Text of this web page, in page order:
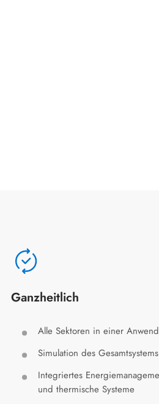
Ganzheitlich
Alle Sektoren in einer
Simulation des Gesamtsystems
Integriertes
und thermische Systeme